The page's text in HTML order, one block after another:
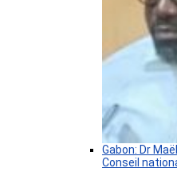
Gabon: Dr
Conseil